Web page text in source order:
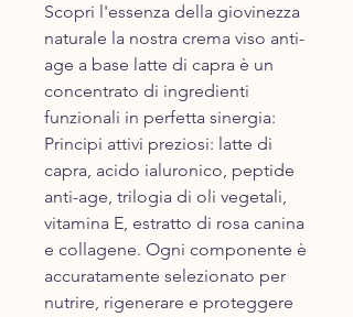
Scopri l'essenza della giovinezza
naturale la nostra crema viso anti-
age a base latte di capra è un
concentrato di ingredienti
funzionali in perfetta sinergia:
Principi attivi preziosi: latte di
capra, acido ialuronico, peptide
anti-age, trilogia di oli vegetali,
vitamina E, estratto di rosa canina
e collagene. Ogni componente è
accuratamente selezionato per
nutrire, rigenerare e proteggere